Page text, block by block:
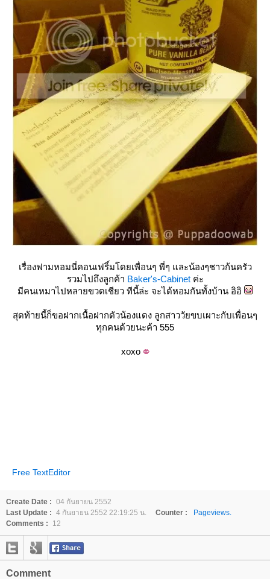
เรื่องฟามหอมนี่คอนเฟริ์มโดยเพื่อนๆ พี่ๆ และน้องๆชาวก้นครัว
รวมไปถึงลูกค้า Baker's-Cabinetค่ะ
มีคนเหมาไปหลายขวดเชียว ทีนี้ล่ะ จะได้หอมกันทั้งบ้าน อิอิ
สุดท้ายนี้ก็ขอฝากเนื้อฝากตัวน้องแดง ลูกสาววัยขบเผาะกับเพื่อนๆ
ทุกคนด้วยนะค้า 555
xoxo
Free TextEditor
Create Date : 04 กันยายน 2552
Last Update : 4 กันยายน 2552 22:19:25 น. Counter :
Pageviews.
Comments :
12
Comment